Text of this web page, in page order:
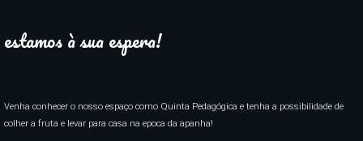
estamos à sua espera!
Venha conhecer o nosso espaço como Quinta Pedagógica e tenha a possibilidade de
colher a fruta e levar para casa na epoca da apanha!